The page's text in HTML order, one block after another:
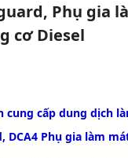
Phụ gia
cơ Diesel
cung cấp dung dịch
DCA4 Phụ gia làm